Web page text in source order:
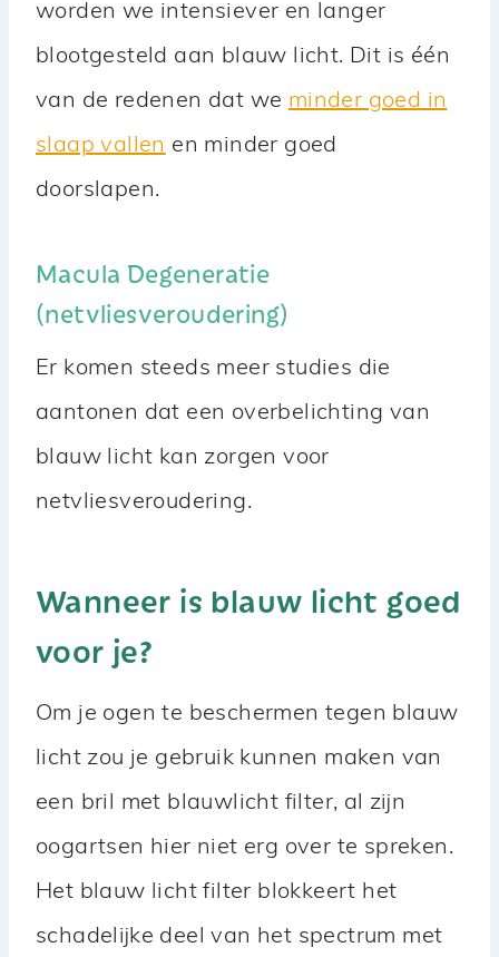
worden we intensiever en langer
blootgesteld aan blauw licht. Dit is één
van de redenen dat we minder goed in
slaap vallen en minder goed
doorslapen.
Macula Degeneratie
(netvliesveroudering)
Er komen steeds meer studies die
aantonen dat een overbelichting van
blauw licht kan zorgen voor
netvliesveroudering.
Wanneer is blauw licht goed
voor je?
Om je ogen te beschermen tegen blauw
licht zou je gebruik kunnen maken van
een bril met blauwlicht filter, al zijn
oogartsen hier niet erg over te spreken.
Het blauw licht filter blokkeert het
schadelijke deel van het spectrum met